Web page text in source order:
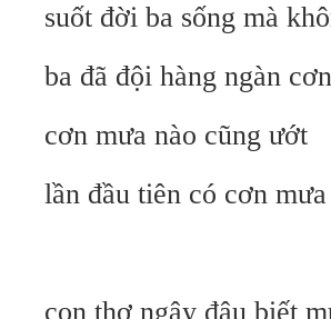
suốt đời ba sống mà
ba đã đội hàng ngàn
cơn mưa nào cũng ướt
lần đầu tiên có cơn
con thơ ngây đâu biết